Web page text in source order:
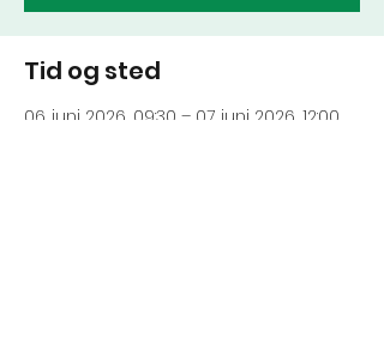
Tid og sted
06. juni 2026, 09:30 – 07. juni 2026, 12:00